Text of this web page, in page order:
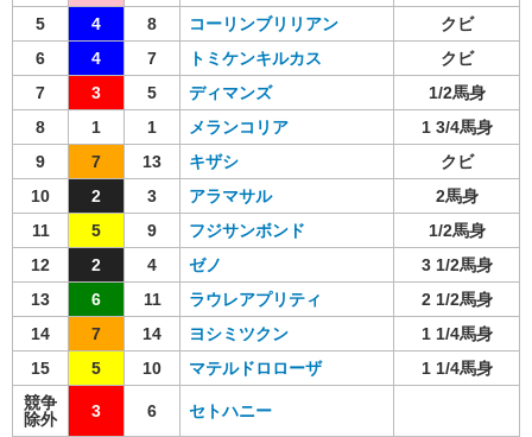
5
4 8 コーリンブリリアン
クビ
6
4 7 トミケンキルカス
クビ
7
3 5 ディマンズ
1/2馬身
8
1 1 メランコリア
1 3/4馬身
9
7 13 キザシ
クビ
10
2 3 アラマサル
2馬身
11
5 9 フジサンボンド
1/2馬身
12
2 4 ゼノ
3 1/2馬身
13
6 11 ラウレアプリティ
2 1/2馬身
14
7 14 ヨシミツクン
1 1/4馬身
15
5 10 マテルドロローザ
1 1/4馬身
競争
除外
3 6 セトハニー